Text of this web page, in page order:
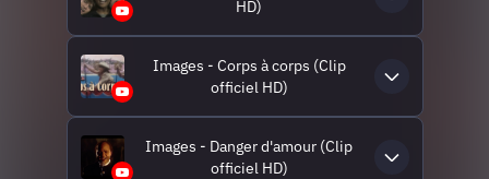
HD)
Images - Corps à corps (Clip
officiel HD)
Images - Danger d'amour (Clip
officiel HD)